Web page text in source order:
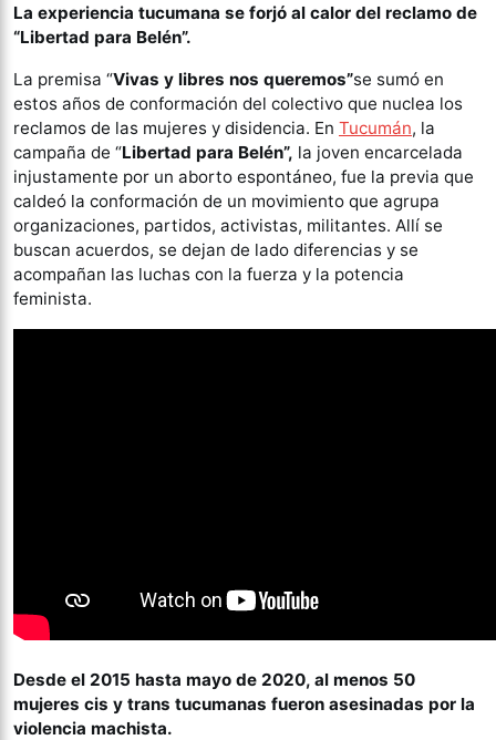
La experiencia tucumana se forjó al calor del reclamo de
“Libertad para Belén”.
La premisa “Vivas y libres nos queremos”se sumó en
estos años de conformación del colectivo que nuclea los
reclamos de las mujeres y disidencia. En Tucumán, la
campaña de “Libertad para Belén”, la joven encarcelada
injustamente por un aborto espontáneo, fue la previa que
caldeó la conformación de un movimiento que agrupa
organizaciones, partidos, activistas, militantes. Allí se
buscan acuerdos, se dejan de lado diferencias y se
acompañan las luchas con la fuerza y la potencia
feminista.
Desde el 2015 hasta mayo de 2020, al menos 50
mujeres cis y trans tucumanas fueron asesinadas por la
violencia machista.